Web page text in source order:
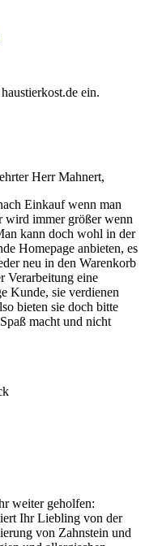
ein.
Herr Mahnert,
Einkauf wenn man
wird immer größer wenn
kann doch wohl in der
Homepage anbieten, es
neu in den Warenkorb
Verarbeitung eine
Kunde, sie verdienen
bieten sie doch bitte
macht und nicht
weiter geholfen:
Ihr Liebling von der
von Zahnstein und